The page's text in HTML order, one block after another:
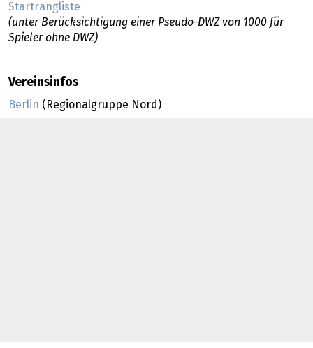
Startrangliste
(unter Berücksichtigung einer Pseudo-DWZ von 1000 für
Spieler ohne DWZ)
Vereinsinfos
Berlin (Regionalgruppe Nord)